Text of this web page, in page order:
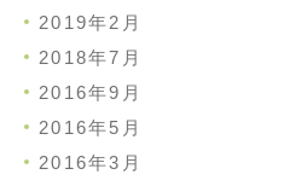
2019年2月
2018年7月
2016年9月
2016年5月
2016年3月